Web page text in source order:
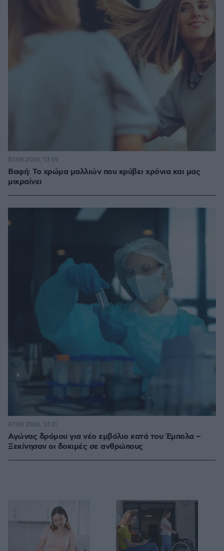
Βαφή: Το χρώμα μαλλιών που κρύβει χρόνια και μας
μικραίνει
07.08.2026, 13:59
Αγώνας δρόμου για νέο εμβόλιο κατά του Έμπολα –
Ξεκίνησαν οι δοκιμές σε ανθρώπους
07.08.2026, 13:31